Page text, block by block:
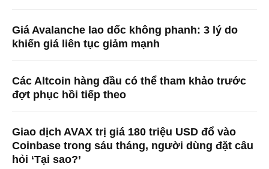
Giá Avalanche lao dốc không phanh: 3 lý do
khiến giá liên tục giảm mạnh
Các Altcoin hàng đầu có thể tham khảo trước
đợt phục hồi tiếp theo
Giao dịch AVAX trị giá 180 triệu USD đổ vào
Coinbase trong sáu tháng, người dùng đặt câu
hỏi ‘Tại sao?’